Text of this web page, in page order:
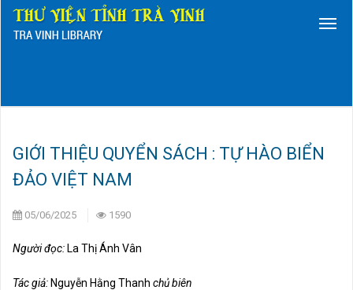
GIỚI THIỆU QUYỂN SÁCH : TỰ HÀO BIỂN
ĐẢO VIỆT NAM
05/06/2025 1590
Người đọc: La Thị Ánh Vân
Tác giả: Nguyễn Hằng Thanh chủ biên